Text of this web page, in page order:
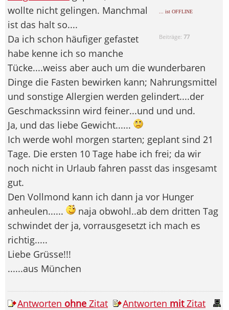
... ist OFFLINE
Beiträge:77
wollte nicht gelingen. Manchmal
ist das halt so....
Da ich schon häufiger gefastet
habe kenne ich so manche
Tücke....weiss aber auch um die wunderbaren
Dinge die Fasten bewirken kann; Nahrungsmittel
und sonstige Allergien werden gelindert....der
Geschmackssinn wird feiner...und und und.
Ja, und das liebe Gewicht......
Ich werde wohl morgen starten; geplant sind 21
Tage. Die ersten 10 Tage habe ich frei; da wir
noch nicht in Urlaub fahren passt das insgesamt
gut.
Den Vollmond kann ich dann ja vor Hunger
anheulen......
naja obwohl..ab dem dritten Tag
schwindet der ja, vorrausgesetzt ich mach es
richtig.....
Liebe Grüsse!!!
......aus München
Antworten ohne Zitat Antworten mitZitat